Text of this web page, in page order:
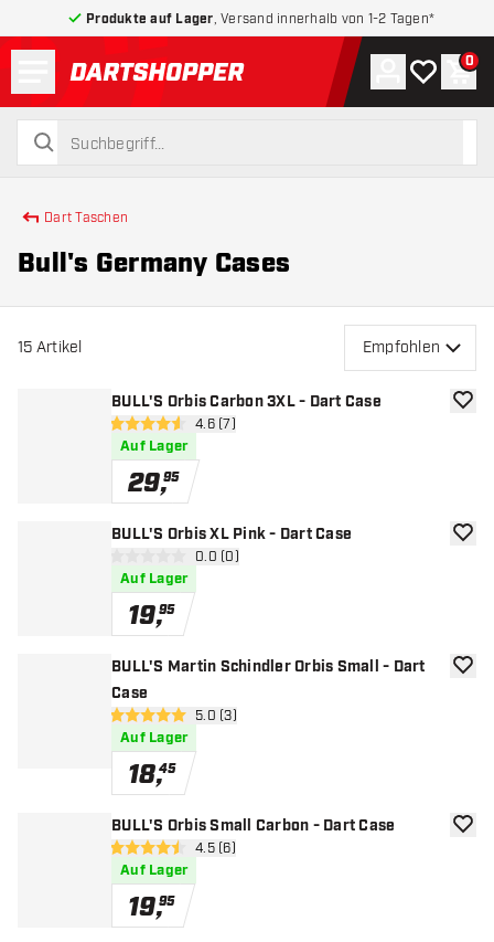
Produkte auf Lager , Versand innerhalb von 1-2 Tagen*
zurück zur Startseite
suchen
suchen
Konto
Meine 0
Dart Taschen
Bull's Germany Cases
15 Artikel Empfohlen
BULL'S Orbis Carbon 3XL - Dart Case
Bewertungsbereich öffnen
4.6 Bewertungssterne
4.6 (7)
Auf Lager
29,95
Zur
BULL'S Orbis XL Pink - Dart Case
Bewertungsbereich öffnen
0 Bewertungssterne
0.0 (0)
Auf Lager
19,95
Zur
BULL'S Martin Schindler Orbis Small - Dart
Case
Bewertungsbereich öffnen
5 Bewertungssterne
5.0 (3)
Auf Lager
18,45
Zur
BULL'S Orbis Small Carbon - Dart Case
Bewertungsbereich öffnen
4.5 Bewertungssterne
4.5 (6)
Auf Lager
19,95
Zur